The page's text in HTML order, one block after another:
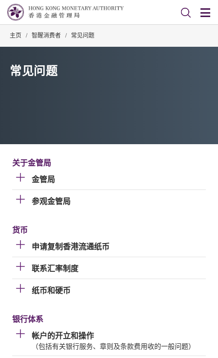
主页 / 智醒消费者 / 常见问题
常见问题
关于金管局
金管局
参观金管局
货币
申请复制香港流通纸币
联系汇率制度
纸币和硬币
银行体系
帐户的开立和操作
（包括有关银行服务、章则及条款费用收的一般问题）